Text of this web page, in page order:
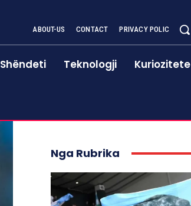
ABOUT-US CONTACT PRIVACY POLIC
Shëndeti Teknologji Kuriozitete
Nga Rubrika